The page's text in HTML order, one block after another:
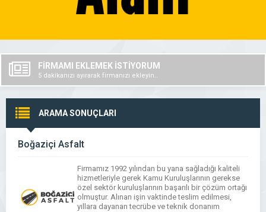
FİRMAMI EKLEMEK İSTİYORUM
5 dakikanızı ayırarak firmanızı ekleyin..
ARAMA SONUÇLARI
Boğaziçi Asfalt
Firmamız 1992 yılından bu yana sağladığı kaliteli
hizmetleriyle gerek Kamu Kuruluşlarının gerekse
özel sektör kuruluşlarının başarılı bir çözüm ortağı
olmuştur. Alınan işin vaktinde teslim edilmesi,
yıllara dayanan tecrübe ve teknik donanım